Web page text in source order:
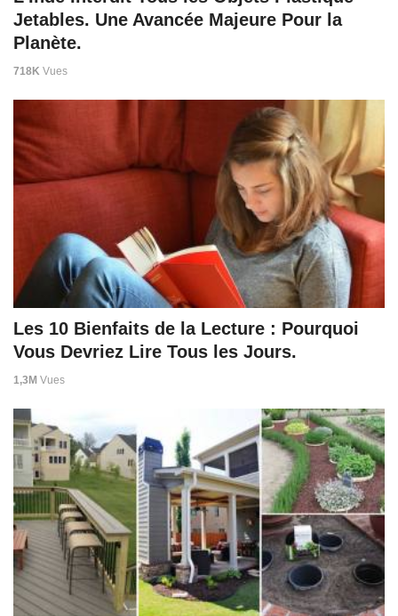
Jetables. Une Avancée Majeure Pour la
Planète.
718K Vues
Les 10 Bienfaits de la Lecture : Pourquoi
Vous Devriez Lire Tous les Jours.
1,3M Vues